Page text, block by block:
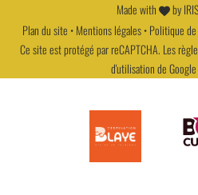
Made with
by
Plan du site •Mentions légales•Politique
Ce site est protégé par reCAPTCHA. Les
d'utilisationde